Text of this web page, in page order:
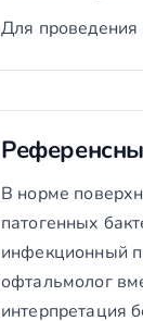
Для проведения
В норме
патогенных
инфекционный
офтальмолог
интерпретация